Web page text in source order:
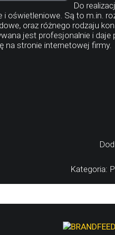
Do
i oświetleniowe. Są to m.in.
oraz różnego rodzaju
jest profesjonalnie i
na stronie internetowej firmy.
Kategoria: